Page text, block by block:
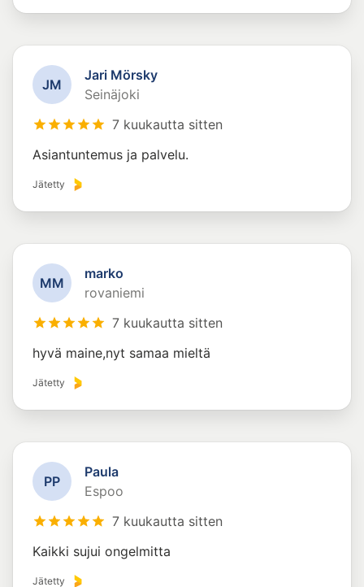
JM
Jari Mörsky
Seinäjoki
7 kuukautta sitten
Asiantuntemus ja palvelu.
Jätetty
MM
marko
rovaniemi
7 kuukautta sitten
hyvä maine,nyt samaa mieltä
Jätetty
PP
Paula
Espoo
7 kuukautta sitten
Kaikki sujui ongelmitta
Jätetty